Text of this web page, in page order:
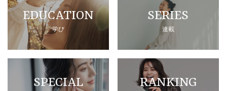
EDUCATION
学び
SERIES
連載
SPECIAL RANKING